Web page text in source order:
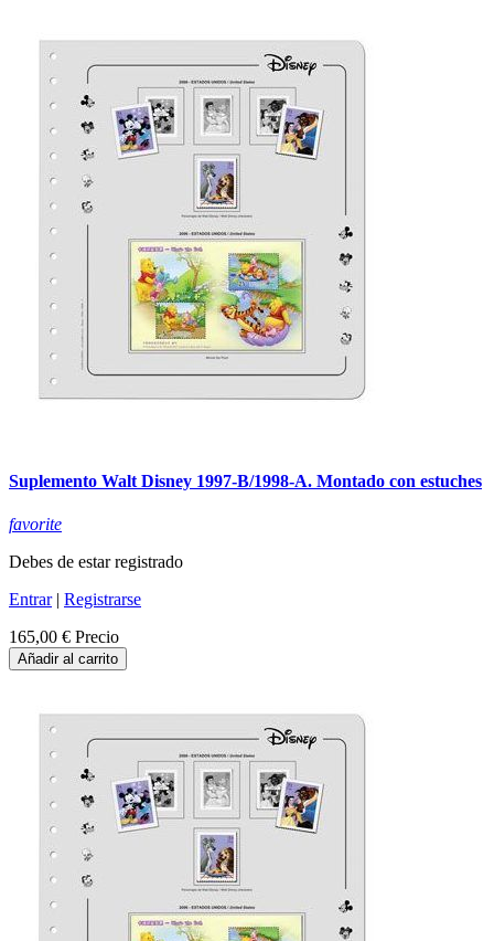
Suplemento Walt Disney 1997-B/1998-A. Montado con estuches
favorite
Debes de estar registrado
Entrar| Registrarse
165,00 € Precio
Añadir al carrito